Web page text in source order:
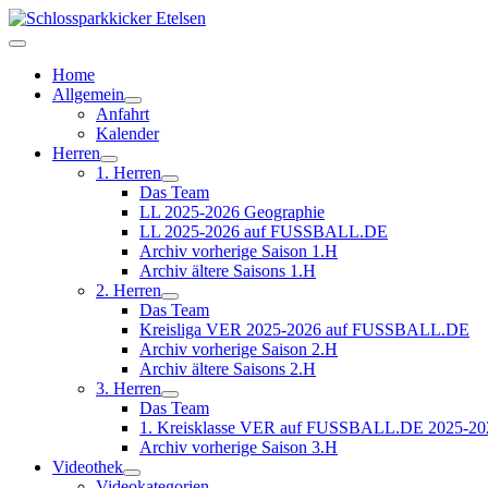
Home
Allgemein
Anfahrt
Kalender
Herren
1. Herren
Das Team
LL 2025-2026 Geographie
LL 2025-2026 auf FUSSBALL.DE
Archiv vorherige Saison 1.H
Archiv ältere Saisons 1.H
2. Herren
Das Team
Kreisliga VER 2025-2026 auf FUSSBALL.DE
Archiv vorherige Saison 2.H
Archiv ältere Saisons 2.H
3. Herren
Das Team
1. Kreisklasse VER auf FUSSBALL.DE 2025-
Archiv vorherige Saison 3.H
Videothek